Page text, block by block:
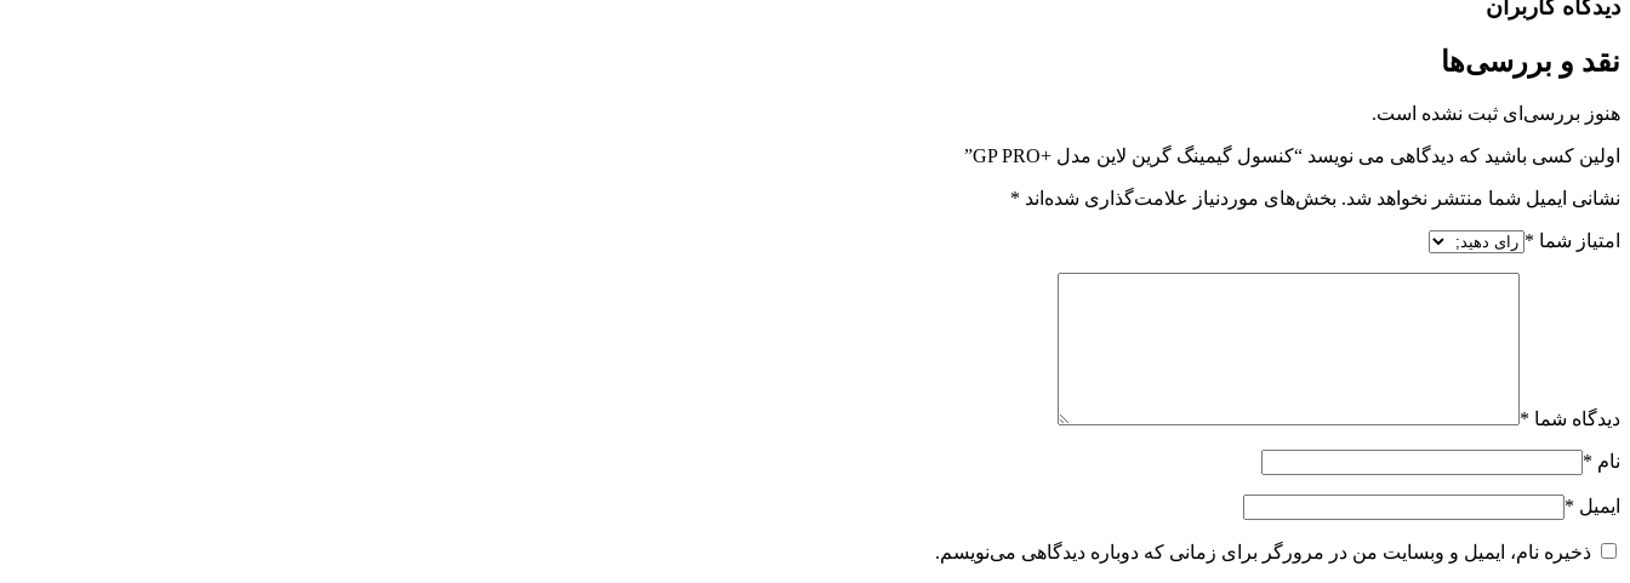
دیدگاه کاربران
نقد و بررسی‌ها
هنوز بررسی‌ای ثبت نشده است.
اولین کسی باشید که دیدگاهی می نویسد “کنسول گیمینگ گرین لاین مدل +GP PRO”
نشانی ایمیل شما منتشر نخواهد شد. بخش‌های موردنیاز علامت‌گذاری شده‌اند *
امتیاز شما *
دیدگاه شما *
نام *
ایمیل *
ذخیره نام، ایمیل و وبسایت من در مرورگر برای زمانی که دوباره دیدگاهی می‌نویسم.